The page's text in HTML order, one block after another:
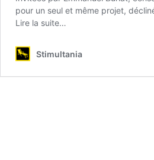
pour un seul et même projet,
Lire la suite…
Stimultania